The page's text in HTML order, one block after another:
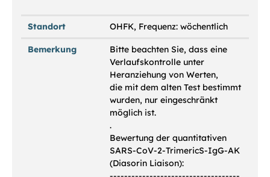
Standort OHFK, Frequenz: wöchentlich
Bemerkung
Bitte beachten Sie, dass eine
Verlaufskontrolle unter
Heranziehung von Werten,
die mit dem alten Test bestimmt
wurden, nur eingeschränkt
möglich ist.
.
Bewertung der quantitativen
SARS-CoV-2-TrimericS-IgG-AK
(Diasorin Liaison):